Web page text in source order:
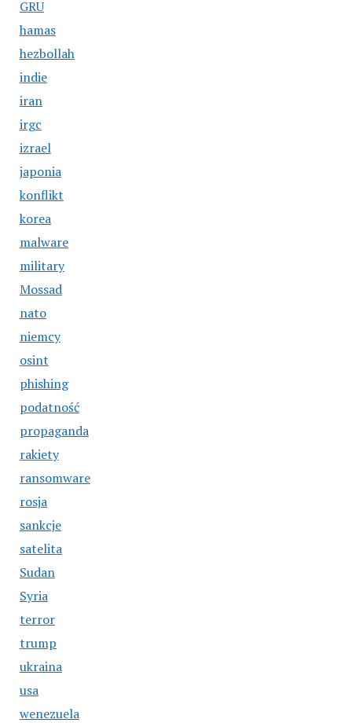
GRU
hamas
hezbollah
indie
iran
irgc
izrael
japonia
konflikt
korea
malware
military
Mossad
nato
niemcy
osint
phishing
podatność
propaganda
rakiety
ransomware
rosja
sankcje
satelita
Sudan
Syria
terror
trump
ukraina
usa
wenezuela